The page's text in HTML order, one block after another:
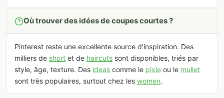
Où trouver des idées de coupes courtes ?
Pinterest reste une excellente source d'inspiration. Des
milliers de short et de haircuts sont disponibles, triés par
style, âge, texture. Des ideas comme le pixie ou le mullet
sont très populaires, surtout chez les women.